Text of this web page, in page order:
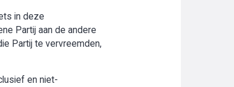
in deze
Partij aan de andere
Partij te vervreemden,
en niet-